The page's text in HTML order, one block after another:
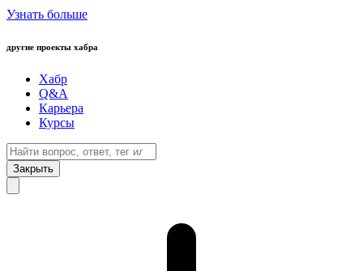
Узнать больше
другие проекты хабра
Хабр
Q&A
Карьера
Курсы
Закрыть